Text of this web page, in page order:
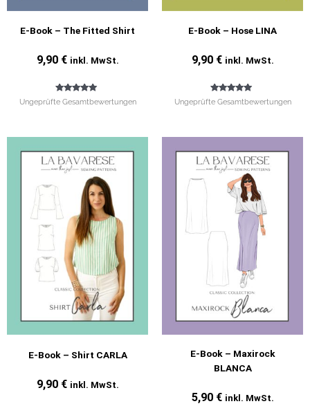
E-Book – The Fitted Shirt
9,90 € inkl. MwSt.
Bewertet mit
5.00
Ungeprüfte Gesamtbewertungen
E-Book – Hose LINA
9,90 € inkl. MwSt.
Bewertet mit
5.00
Ungeprüfte Gesamtbewertungen
E-Book – Shirt CARLA
9,90 € inkl. MwSt.
E-Book – Maxirock
BLANCA
5,90 € inkl. MwSt.